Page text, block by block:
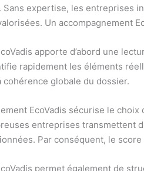
Sans expertise, les entreprises
Un accompagnement
apporte d’abord une
rapidement les éléments
cohérence globale du dossier.
EcoVadis sécurise le
entreprises transmettent
Par conséquent, le
permet également de